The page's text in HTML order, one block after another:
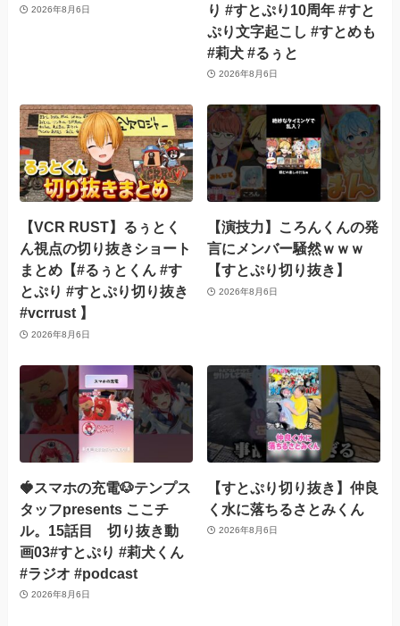
2026年8月6日
り #すとぷり10周年 #すと
ぷり文字起こし #すとめも
#莉犬 #るぅと
2026年8月6日
【VCR RUST】るぅとく
ん視点の切り抜きショート
まとめ【#るぅとくん #す
とぷり #すとぷり切り抜き
#vcrrust 】
2026年8月6日
【演技力】ころんくんの発
言にメンバー騒然ｗｗｗ
【すとぷり切り抜き】
2026年8月6日
🍓スマホの充電🐶テンプス
タッフpresents ここチ
ル。15話目 切り抜き動
画03#すとぷり #莉犬くん
#ラジオ #podcast
2026年8月6日
【すとぷり切り抜き】仲良
く水に落ちるさとみくん
2026年8月6日